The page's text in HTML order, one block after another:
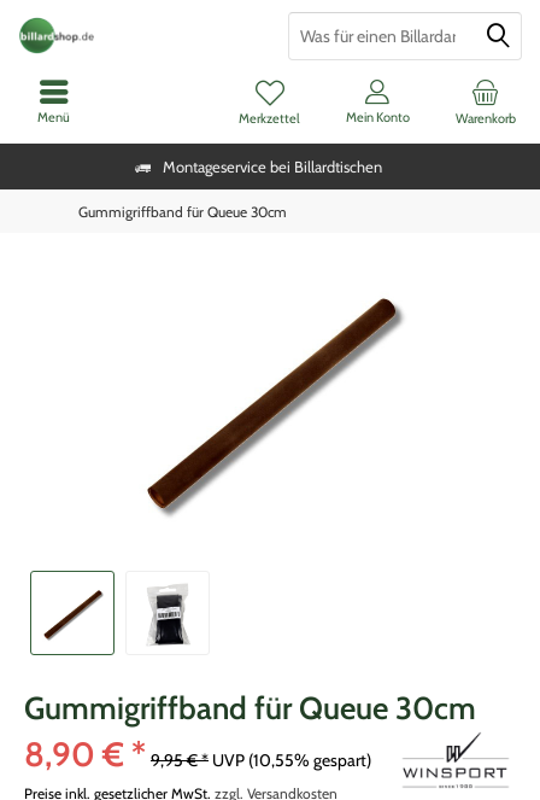
Montageservice bei Billardtischen
Warenkorb
Merkzettel Mein Konto
Menü
Gummigriffband für Queue 30cm
Gummigriffband für Queue 30cm
8,90 € * 9,95 € * UVP (10,55% gespart)
Preise inkl. gesetzlicher MwSt. zzgl. Versandkosten